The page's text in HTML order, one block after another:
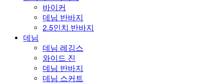
바이커
데님 반바지
2.5인치 반바지
데님
데님 레깅스
와이드 진
데님 반바지
데님 스커트